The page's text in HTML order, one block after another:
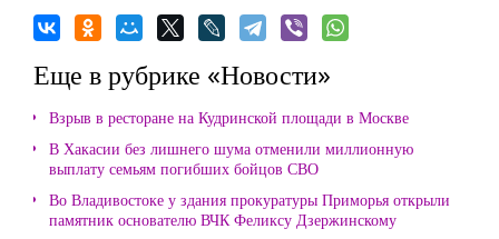
Еще в рубрике «Новости»
Взрыв в ресторане на Кудринской площади в Москве
В Хакасии без лишнего шума отменили миллионную
выплату семьям погибших бойцов СВО
Во Владивостоке у здания прокуратуры Приморья открыли
памятник основателю ВЧК Феликсу Дзержинскому